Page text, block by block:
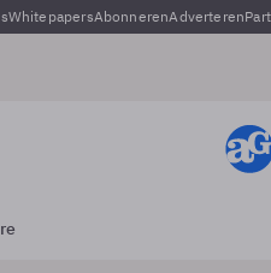
WhitepapersAbonnerenAdverteren